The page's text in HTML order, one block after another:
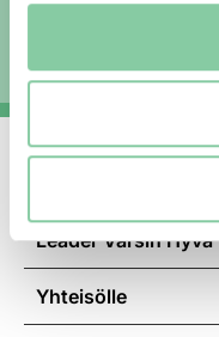
Leader Varsin Hyvä
Yhteisölle